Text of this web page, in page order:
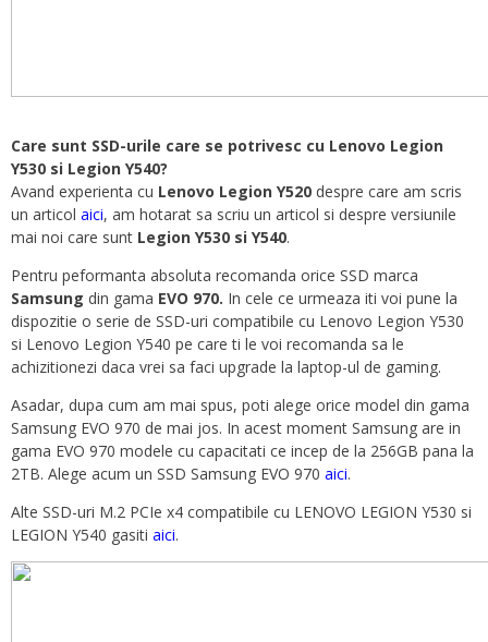
Care sunt SSD-urile care se potrivesc cu Lenovo Legion
Y530 si Legion Y540?
Avand experienta cu Lenovo Legion Y520 despre care am scris
un articol aici, am hotarat sa scriu un articol si despre versiunile
mai noi care sunt Legion Y530 si Y540.
Pentru peformanta absoluta recomanda orice SSD marca
Samsung din gama EVO 970. In cele ce urmeaza iti voi pune la
dispozitie o serie de SSD-uri compatibile cu Lenovo Legion Y530
si Lenovo Legion Y540 pe care ti le voi recomanda sa le
achizitionezi daca vrei sa faci upgrade la laptop-ul de gaming.
Asadar, dupa cum am mai spus, poti alege orice model din gama
Samsung EVO 970 de mai jos. In acest moment Samsung are in
gama EVO 970 modele cu capacitati ce incep de la 256GB pana la
2TB. Alege acum un SSD Samsung EVO 970 aici.
Alte SSD-uri M.2 PCIe x4 compatibile cu LENOVO LEGION Y530 si
LEGION Y540 gasiti aici.